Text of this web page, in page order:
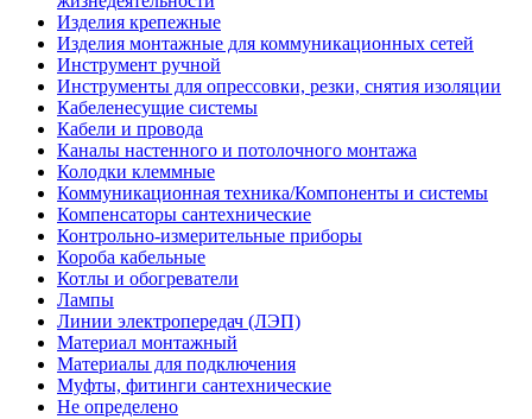
Изделия крепежные
Изделия монтажные для коммуникационных сетей
Инструмент ручной
Инструменты для опрессовки, резки, снятия изоляции
Кабеленесущие системы
Кабели и провода
Каналы настенного и потолочного монтажа
Колодки клеммные
Коммуникационная техника/Компоненты и системы
Компенсаторы сантехнические
Контрольно-измерительные приборы
Короба кабельные
Котлы и обогреватели
Лампы
Линии электропередач (ЛЭП)
Материал монтажный
Материалы для подключения
Муфты, фитинги сантехнические
Не определено